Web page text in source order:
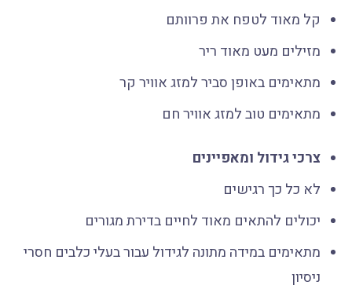
קל מאוד לטפח את פרוותם
מזילים מעט מאוד ריר
מתאימים באופן סביר למזג אוויר קר
מתאימים טוב למזג אוויר חם
צרכי גידול ומאפיינים
לא כל כך רגישים
יכולים להתאים מאוד לחיים בדירת מגורים
מתאימים במידה מתונה לגידול עבור בעלי כלבים חסרי
ניסיון